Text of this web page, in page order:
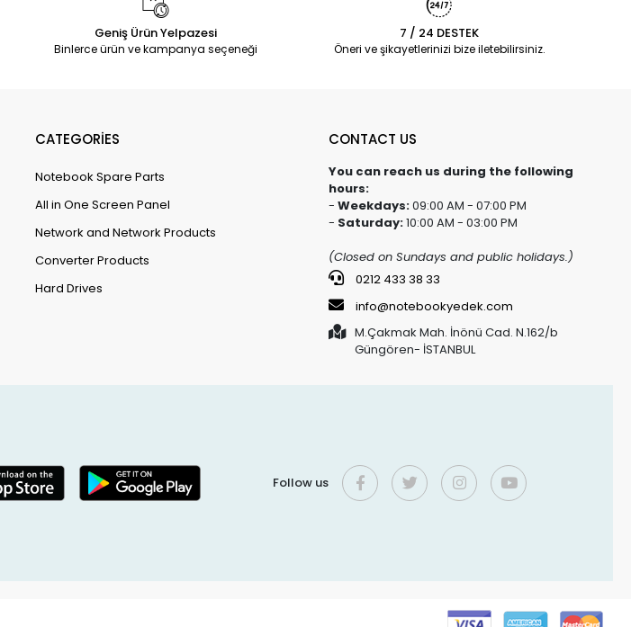
Geniş Ürün Yelpazesi
Binlerce ürün ve kampanya seçeneği
7 / 24 DESTEK
Öneri ve şikayetlerinizi bize iletebilirsiniz.
CATEGORİES
Notebook Spare Parts
All in One Screen Panel
Network and Network Products
Converter Products
Hard Drives
CONTACT US
You can reach us during the following
hours:
- Weekdays:09:00 AM - 07:00 PM
- Saturday:10:00 AM - 03:00 PM
(Closed on Sundays and public holidays.)
0212 433 38 33
info@notebookyedek.com
M.Çakmak Mah. İnönü Cad. N.162/b
Güngören- İSTANBUL
Follow us